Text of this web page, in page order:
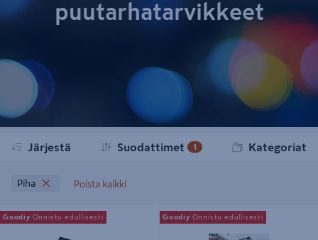
puutarhatarvikkeet
Järjestä Suodattimet 1 Kategoriat
Piha Poista kaikki
Kasvihuone Goodiy 5,9m² kirkkaat
rikkoutumattomat seinälevyt
Goodiy Onnistu edullisesti
Kasvihuone Goodiy 3,6m² musta
alumiinirunko
Goodiy Onnistu edullisesti